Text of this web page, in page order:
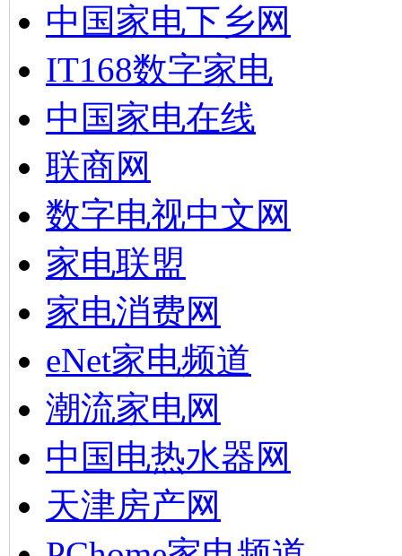
中国家电下乡网
IT168数字家电
中国家电在线
联商网
数字电视中文网
家电联盟
家电消费网
eNet家电频道
潮流家电网
中国电热水器网
天津房产网